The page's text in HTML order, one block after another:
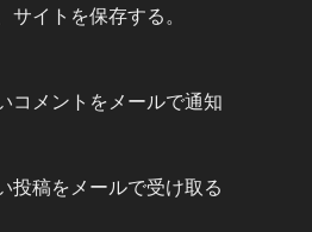
サイトを保存する。
コメントをメールで通知
投稿をメールで受け取る